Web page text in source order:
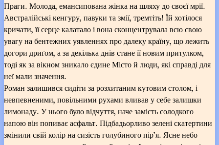
Праги. Молода, емансипована жінка на шляху до своєї мрії.
Австралійські кенгуру, павуки та змії, тремтіть! Їй хотілося
кричати, її серце калатало і вона сконцентрувала всю свою
увагу на бентежних уявленнях про далеку країну, що лежить
догори дриґом, а за декілька днів стане її новим притулком,
тоді як за вікном зникало єдине Місто й люди, які справді для
неї мали значення.
Роман залишився сидіти за розхитаним кутовим столом, і
невпевненими, повільними рухами вливав у себе залишки
лимонаду. У нього було відчуття, наче замість солодкого
напою він попиває асфальт. Підбадьорливо зелені скатертини
змінили свій колір на сизість голубиного пір’я. Ясне небо